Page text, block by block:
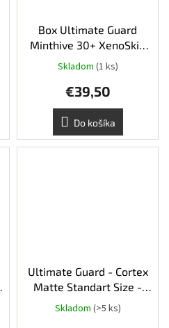
Box Ultimate Guard
Minthive 30+ XenoSkin
Grey
Priemerné
5
Skladom (1 ks)
€39,50
Do košíka
Ultimate Guard - Cortex
Matte Standart Size -
Orange
Skladom (>5 ks)